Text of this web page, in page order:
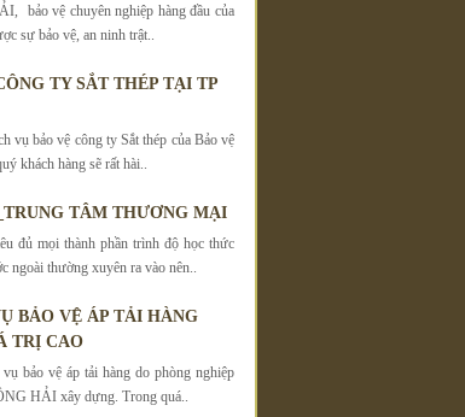
bảo vệ chuyên nghiệp hàng đầu của
sự bảo vệ, an ninh trật..
TY SẮT THÉP TẠI TP
vụ bảo vệ công ty Sắt thép của Bảo vệ
khách hàng sẽ rất hài..
TÂM THƯƠNG MẠI
đủ mọi thành phần trình độ học thức
ngoài thường xuyên ra vào nên..
BẢO VỆ ÁP TẢI HÀNG
TRỊ CAO
bảo vệ áp tải hàng do phòng nghiệp
HẢI xây dựng. Trong quá..